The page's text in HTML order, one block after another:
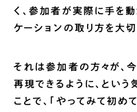
く、参加者が実際に手を
ケーションの取り方を大切
それは参加者の方々が、
再現できるように、とい
ことで、「やってみて初め